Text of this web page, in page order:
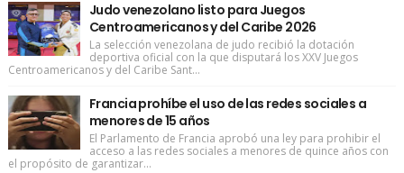
Judo venezolano listo para Juegos
Centroamericanos y del Caribe 2026
La selección venezolana de judo recibió la dotación
deportiva oficial con la que disputará los XXV Juegos
Centroamericanos y del Caribe Sant...
Francia prohíbe el uso de las redes sociales a
menores de 15 años
El Parlamento de Francia aprobó una ley para prohibir el
acceso a las redes sociales a menores de quince años con
el propósito de garantizar...